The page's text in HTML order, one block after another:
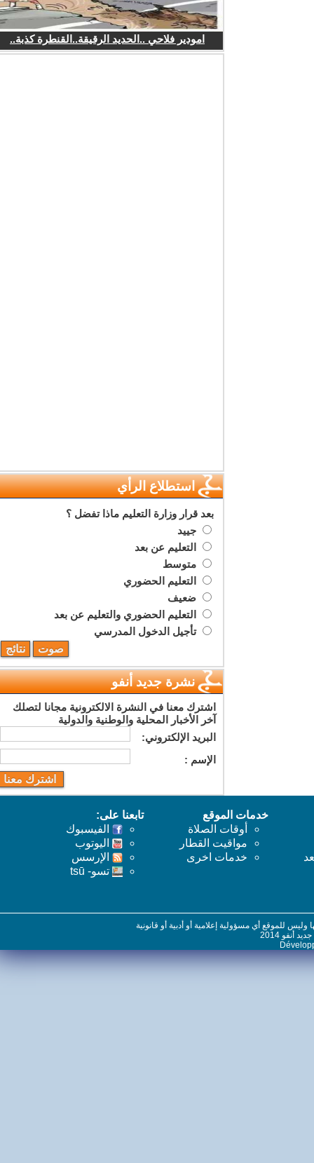
امودير فلاحي ..الحديد الرقيقة..القنطرة كذبة..
استطلاع الرأي
بعد قرار وزارة التعليم ماذا تفضل ؟
جييد
التعليم عن بعد
متوسط
التعليم الحضوري
ضعيف
التعليم الحضوري والتعليم عن بعد
تأجيل الدخول المدرسي
نشرة جديد أنفو
اشترك معنا في النشرة الالكترونية مجانا لتصلك
آخر الأخبار المحلية والوطنية والدولية
البريد اﻹلكتروني:
اﻹسم :
خدمات الموقع
أوقات الصلاة
مواقيت القطار
خدمات اخرى
تابعنا على:
الفيسبوك
اليوتوب
اﻹرسس
تسو- tsū
للموقع أي مسؤولية إعلامية أو أدبية أو قانونية
2014